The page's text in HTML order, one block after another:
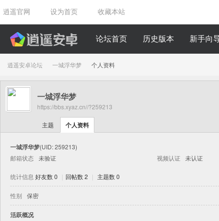
逍遥官网 设为首页 收藏本站
论坛首页 历史版本 新手向
逍遥安卓论坛
›
一城浮华梦
›
个人资料
一城浮华梦
https://bbs.xyaz.cn//?259213
主题 个人资料
一城浮华梦(UID: 259213)
邮箱状态
未验证 视频认证 未认证
统计信息 好友数 0 | 回帖数 2 | 主题数 0
性别 保密
活跃概况